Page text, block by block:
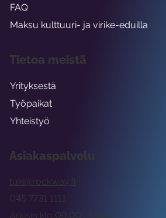
Asiakaspalvelu
tuki@rockway.fi
Arkisin klo 09:00 -15:00
045 7731 1111
FAQ
Maksu kulttuuri- ja virike-eduilla
Tietoa meistä
Yrityksestä
Työpaikat
Yhteistyö